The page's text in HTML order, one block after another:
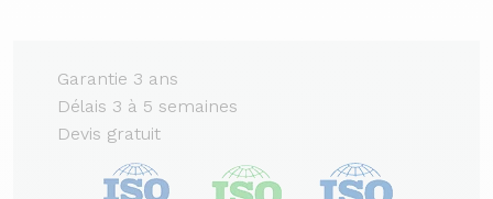
Garantie 3 ans
Délais 3 à 5 semaines
Devis gratuit